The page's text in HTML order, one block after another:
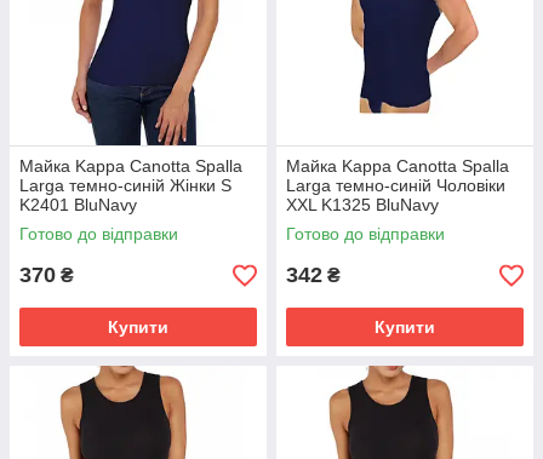
Майка Kappa Canotta Spalla
Larga темно-синій Жінки S
K2401 BluNavy
Готово до відправки
370 ₴
Купити
Майка Kappa Canotta Spalla
Larga темно-синій Чоловіки
XXL K1325 BluNavy
Готово до відправки
342 ₴
Купити